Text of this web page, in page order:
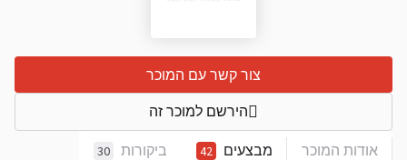
אודות המוכר מבצעים 42 ביקורות 30
צור קשר עם המוכר
הירשם למוכר זה